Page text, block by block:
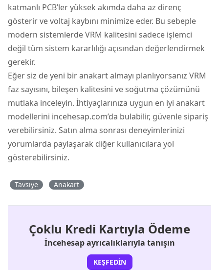
katmanlı PCB’ler yüksek akımda daha az direnç
gösterir ve voltaj kaybını minimize eder. Bu sebeple
modern sistemlerde VRM kalitesini sadece işlemci
değil tüm sistem kararlılığı açısından değerlendirmek
gerekir.
Eğer siz de yeni bir anakart almayı planlıyorsanız VRM
faz sayısını, bileşen kalitesini ve soğutma çözümünü
mutlaka inceleyin. İhtiyaçlarınıza uygun en iyi anakart
modellerini incehesap.com’da bulabilir, güvenle sipariş
verebilirsiniz. Satın alma sonrası deneyimlerinizi
yorumlarda paylaşarak diğer kullanıcılara yol
gösterebilirsiniz.
Tavsiye Anakart
Çoklu Kredi Kartıyla Ödeme
İncehesap ayrıcalıklarıyla tanışın
KEŞFEDIN